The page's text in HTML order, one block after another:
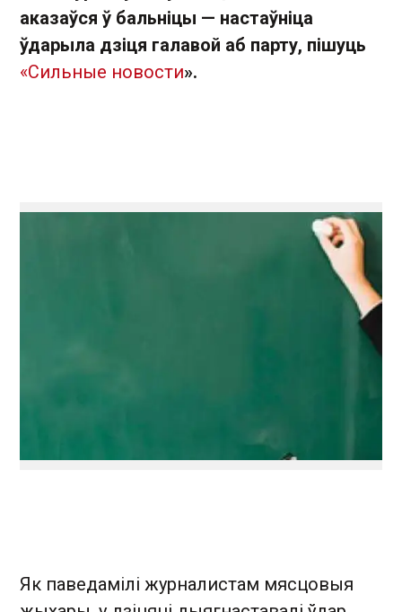
аказаўся ў бальніцы — настаўніца
ўдарыла дзіця галавой аб парту, пішуць
«Сильные новости».
Як паведамілі журналистам мясцовыя